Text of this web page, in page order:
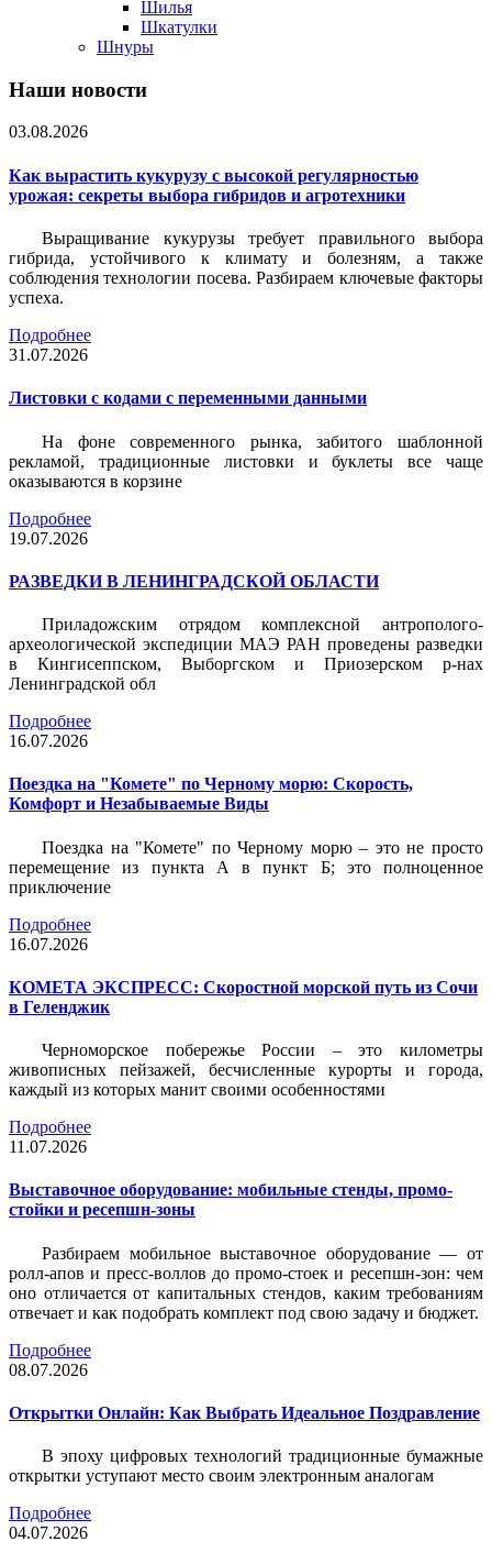
Шилья
Шкатулки
Шнуры
Наши новости
03.08.2026
Как вырастить кукурузу с высокой регулярностью
урожая: секреты выбора гибридов и агротехники
Выращивание кукурузы требует правильного выбора
гибрида, устойчивого к климату и болезням, а также
соблюдения технологии посева. Разбираем ключевые факторы
успеха.
Подробнее
31.07.2026
Листовки c кодами с переменными данными
На фоне современного рынка, забитого шаблонной
рекламой, традиционные листовки и буклеты все чаще
оказываются в корзине
Подробнее
19.07.2026
РАЗВЕДКИ В ЛЕНИНГРАДСКОЙ ОБЛАСТИ
Приладожским отрядом комплексной антрополого-
археологической экспедиции МАЭ РАН проведены разведки
в Кингисеппском, Выборгском и Приозерском р-нах
Ленинградской обл
Подробнее
16.07.2026
Поездка на "Комете" по Черному морю: Скорость,
Комфорт и Незабываемые Виды
Поездка на "Комете" по Черному морю – это не просто
перемещение из пункта А в пункт Б; это полноценное
приключение
Подробнее
16.07.2026
КОМЕТА ЭКСПРЕСС: Скоростной морской путь из Сочи
в Геленджик
Черноморское побережье России – это километры
живописных пейзажей, бесчисленные курорты и города,
каждый из которых манит своими особенностями
Подробнее
11.07.2026
Выставочное оборудование: мобильные стенды, промо-
стойки и ресепшн-зоны
Разбираем мобильное выставочное оборудование — от
ролл-апов и пресс-воллов до промо-стоек и ресепшн-зон: чем
оно отличается от капитальных стендов, каким требованиям
отвечает и как подобрать комплект под свою задачу и бюджет.
Подробнее
08.07.2026
Открытки Онлайн: Как Выбрать Идеальное Поздравление
В эпоху цифровых технологий традиционные бумажные
открытки уступают место своим электронным аналогам
Подробнее
04.07.2026